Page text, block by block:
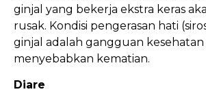
ginjal yang bekerja ekstra keras
rusak. Kondisi pengerasan hati
ginjal adalah gangguan kesehatan
menyebabkan kematian.
Diare